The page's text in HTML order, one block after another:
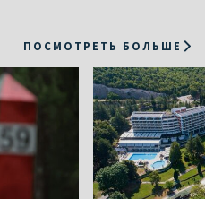
ПОСМОТРЕТЬ БОЛЬШЕ